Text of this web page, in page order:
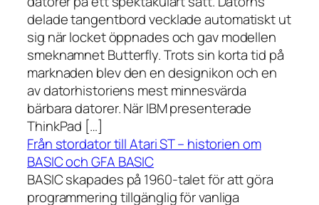
delade tangentbord vecklade automatiskt ut
sig när locket öppnades och gav modellen
smeknamnet Butterfly. Trots sin korta tid på
marknaden blev den en designikon och en
av datorhistoriens mest minnesvärda
bärbara datorer. När IBM presenterade
ThinkPad […]
Från stordator till Atari ST – historien om
BASIC och GFA BASIC
BASIC skapades på 1960-talet för att göra
programmering tillgänglig för vanliga